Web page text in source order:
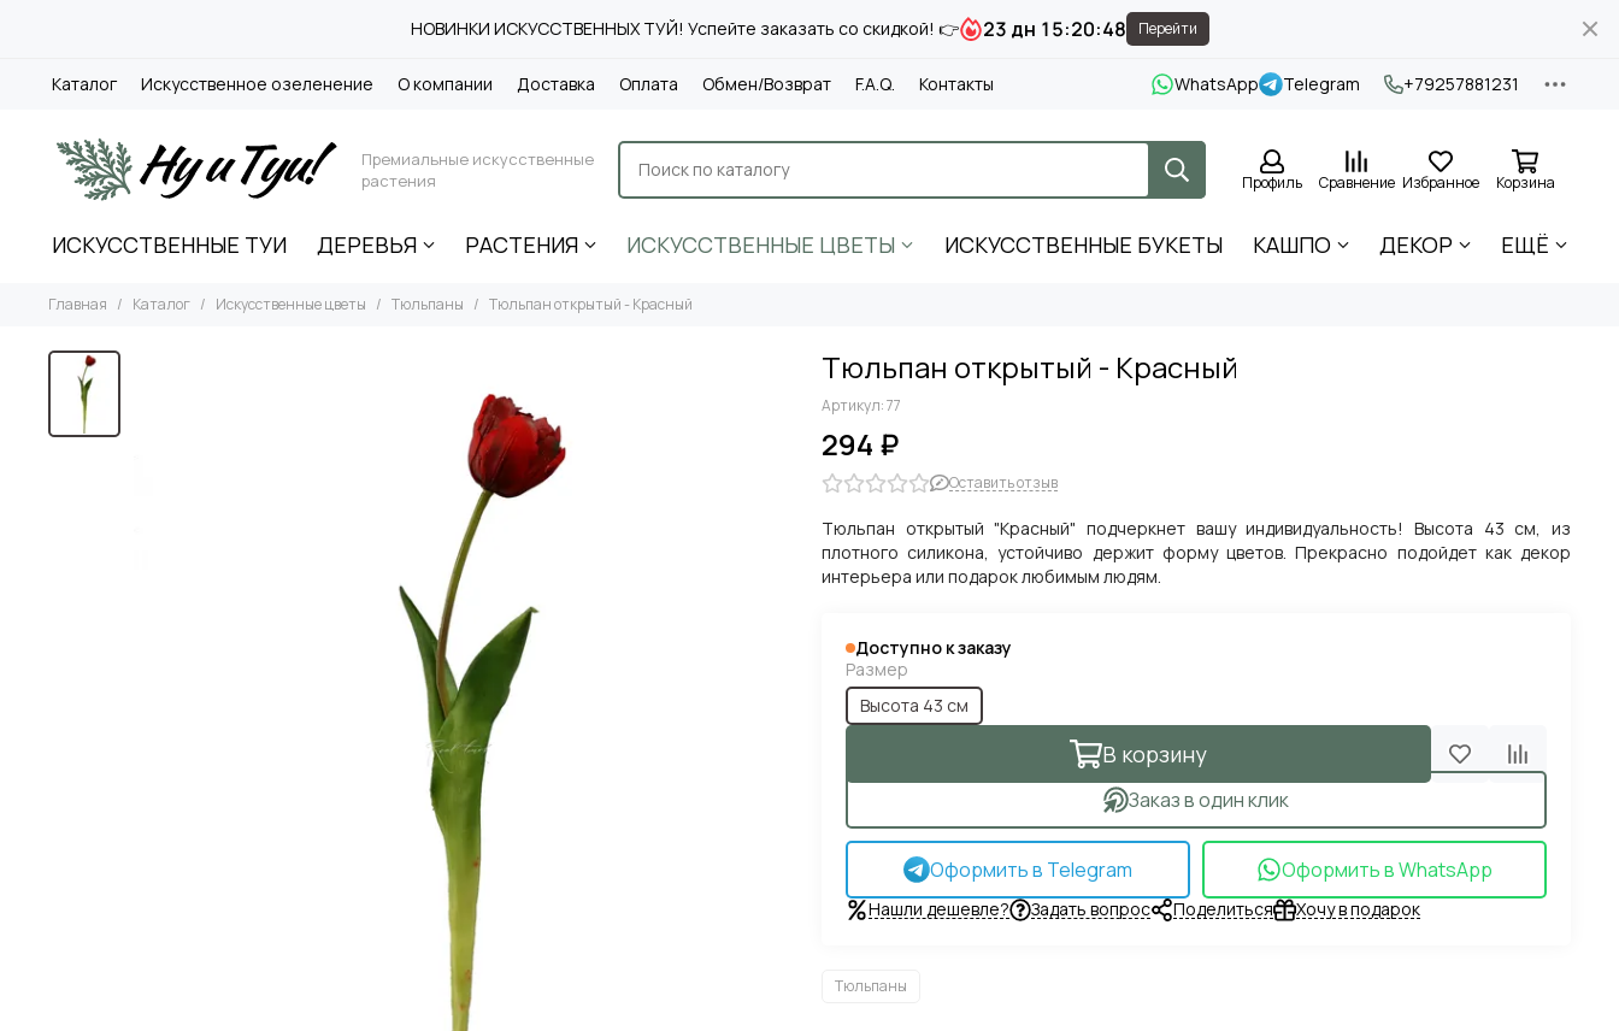
НОВИНКИ ИСКУССТВЕННЫХ ТУЙ! Успейте заказать со скидкой! 👉 23 дн 15:20:48 Перейти
Каталог Искусственное озеленение О компании Доставка Оплата Обмен/Возврат F.A.Q. Контакты WhatsApp Telegram +79257881231
Премиальные искусственные
растения
Профиль Сравнение Избранное Корзина
ИСКУССТВЕННЫЕ ТУИ ДЕРЕВЬЯ РАСТЕНИЯ ИСКУССТВЕННЫЕ ЦВЕТЫ ИСКУССТВЕННЫЕ БУКЕТЫ КАШПО ДЕКОР ЕЩЁ
Главная Каталог Искусственные цветы Тюльпаны Тюльпан открытый - Красный
Тюльпан открытый - Красный
Артикул:77
294 ₽
Оставить отзыв
Тюльпан открытый "Красный" подчеркнет вашу индивидуальность! Высота 43 см, из
плотного силикона, устойчиво держит форму цветов. Прекрасно подойдет как декор
интерьера или подарок любимым людям.
Доступно к заказу
Размер
Высота 43 см
В корзину
Заказ в один клик
Оформить в Telegram Оформить в WhatsApp
Нашли дешевле? Задать вопрос Поделиться Хочу в подарок
Тюльпаны